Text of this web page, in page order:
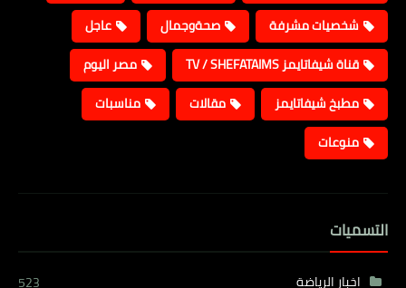
شخصيات مشرفة
صحةوجمال
عاجل
قناة شيفاتايمز TV / SHEFATAIMS
مصر اليوم
مطبخ شيفاتايمز
مقالات
مناسبات
منوعات
التسميات
اخبار الرياضة
523